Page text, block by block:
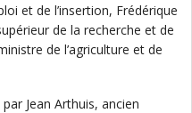
et de l’insertion, Frédérique
de la recherche et de
de l’agriculture et de
Jean Arthuis, ancien